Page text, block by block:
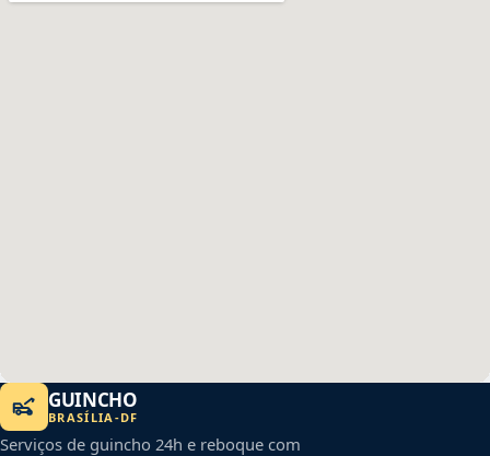
GUINCHO
BRASÍLIA -DF
Serviços de guincho 24h e reboque com